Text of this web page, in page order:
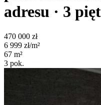
adresu · 3
470 000 zł
6 999 zł/m²
67 m²
3 pok.